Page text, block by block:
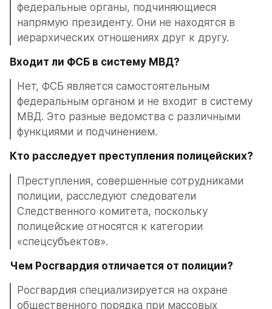
федеральные органы, подчиняющиеся
напрямую президенту. Они не находятся в
иерархических отношениях друг к другу.
Входит ли ФСБ в систему МВД?
Нет, ФСБ является самостоятельным
федеральным органом и не входит в систему
МВД. Это разные ведомства с различными
функциями и подчинением.
Кто расследует преступления полицейских?
Преступления, совершенные сотрудниками
полиции, расследуют следователи
Следственного комитета, поскольку
полицейские относятся к категории
«спецсубъектов».
Чем Росгвардия отличается от полиции?
Росгвардия специализируется на охране
общественного порядка при массовых